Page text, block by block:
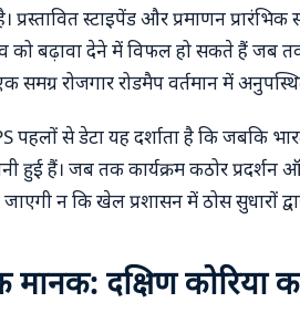
है। प्रस्तावित स्टाइपेंड और प्रमाणन
को बढ़ावा देने में विफल हो सकते हैं जब
समग्र रोजगार रोडमैप वर्तमान में
पहलों से डेटा यह दर्शाता है कि जबकि
हुई हैं। जब तक कार्यक्रम कठोर प्रदर्शन
न कि खेल प्रशासन में ठोस सुधारों
मानक: दक्षिण कोरिया